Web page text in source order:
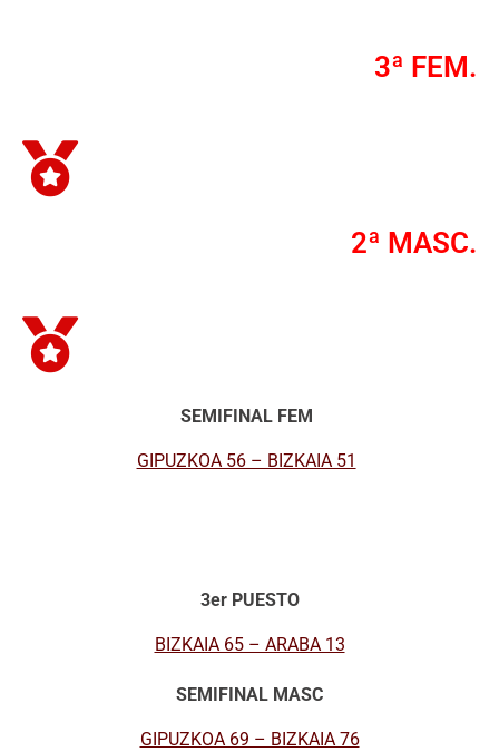
3ª FEM.
2ª MASC.
SEMIFINAL FEM
GIPUZKOA 56 – BIZKAIA 51
3er PUESTO
BIZKAIA 65 – ARABA 13
SEMIFINAL MASC
GIPUZKOA 69 – BIZKAIA 76